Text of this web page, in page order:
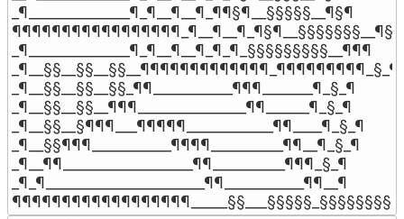
_¶______________¶_¶__¶__¶_¶¶§¶__§§§§§__¶§¶
¶¶¶¶¶¶¶¶¶¶¶¶¶¶¶¶¶_¶__¶__¶_¶§¶__§§§§§§§__¶§¶
_¶______________¶_¶__¶__¶_¶_¶_§§§§§§§§§__¶¶¶
_¶__§§__§§__§§_¶¶___________¶¶¶_______¶_§_¶
_¶__§§__§§__¶¶¶_______________¶¶______¶_§_¶
_¶__§§__§¶¶¶___¶¶¶¶¶____________¶¶____¶_§_¶
_¶__§§¶¶¶___________¶¶¶¶__________¶¶__¶_§_¶
_¶__¶¶__________________¶¶__________¶¶¶_§_¶
_¶_¶______________________¶¶___________¶¶__¶